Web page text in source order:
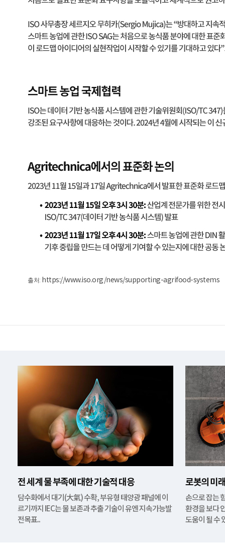
출처: https://www.iso.org/news/supporting-agrifood-systems
전 세계 물 부족에 대한 기술적 대응
담수화에서 대기(大氣) 수확, 부유형 태양광 패널에 이
르기까지 IEC는 물 보존과 추출 기술이 유엔 지속가능발
전목표..
로봇의 미
손으로 잡는
환경을 보다
도움이 될 수